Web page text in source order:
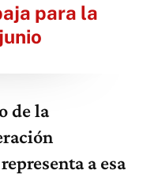
para la
de la
a esa